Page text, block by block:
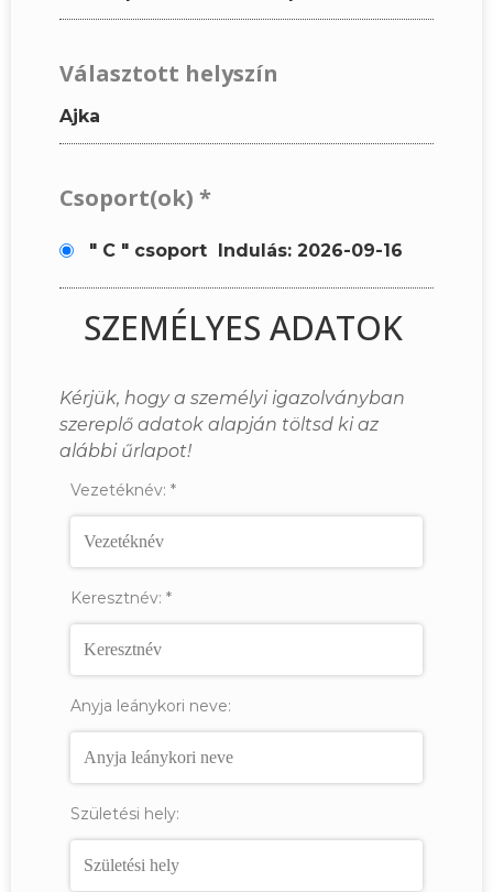
Választott helyszín
Ajka
Csoport(ok) *
" C " csoport Indulás: 2026-09-16
SZEMÉLYES ADATOK
Kérjük, hogy a személyi igazolványban
szereplő adatok alapján töltsd ki az
alábbi űrlapot!
Vezetéknév: *
Keresztnév: *
Anyja leánykori neve:
Születési hely: